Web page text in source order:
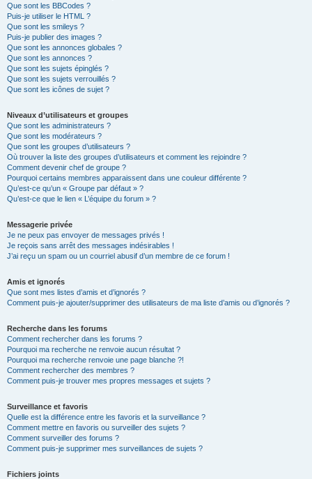
Que sont les BBCodes ?
Puis-je utiliser le HTML ?
Que sont les smileys ?
Puis-je publier des images ?
Que sont les annonces globales ?
Que sont les annonces ?
Que sont les sujets épinglés ?
Que sont les sujets verrouillés ?
Que sont les icônes de sujet ?
Niveaux d’utilisateurs et groupes
Que sont les administrateurs ?
Que sont les modérateurs ?
Que sont les groupes d’utilisateurs ?
Où trouver la liste des groupes d’utilisateurs et comment les rejoindre ?
Comment devenir chef de groupe ?
Pourquoi certains membres apparaissent dans une couleur différente ?
Qu’est-ce qu’un « Groupe par défaut » ?
Qu’est-ce que le lien « L’équipe du forum » ?
Messagerie privée
Je ne peux pas envoyer de messages privés !
Je reçois sans arrêt des messages indésirables !
J’ai reçu un spam ou un courriel abusif d’un membre de ce forum !
Amis et ignorés
Que sont mes listes d’amis et d’ignorés ?
Comment puis-je ajouter/supprimer des utilisateurs de ma liste d’amis ou d’ignorés ?
Recherche dans les forums
Comment rechercher dans les forums ?
Pourquoi ma recherche ne renvoie aucun résultat ?
Pourquoi ma recherche renvoie une page blanche ?!
Comment rechercher des membres ?
Comment puis-je trouver mes propres messages et sujets ?
Surveillance et favoris
Quelle est la différence entre les favoris et la surveillance ?
Comment mettre en favoris ou surveiller des sujets ?
Comment surveiller des forums ?
Comment puis-je supprimer mes surveillances de sujets ?
Fichiers joints